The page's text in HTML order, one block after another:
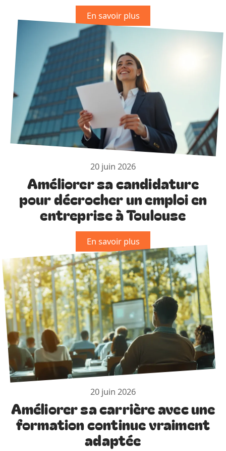
En savoir plus
20 juin 2026
Améliorer sa candidature
pour décrocher un emploi en
entreprise à Toulouse
En savoir plus
20 juin 2026
Améliorer sa carrière avec une
formation continue vraiment
adaptée